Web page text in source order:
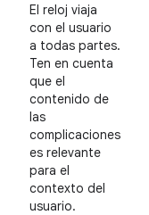
El reloj viaja
con el usuario
a todas partes.
Ten en cuenta
que el
contenido de
las
complicaciones
es relevante
para el
contexto del
usuario.